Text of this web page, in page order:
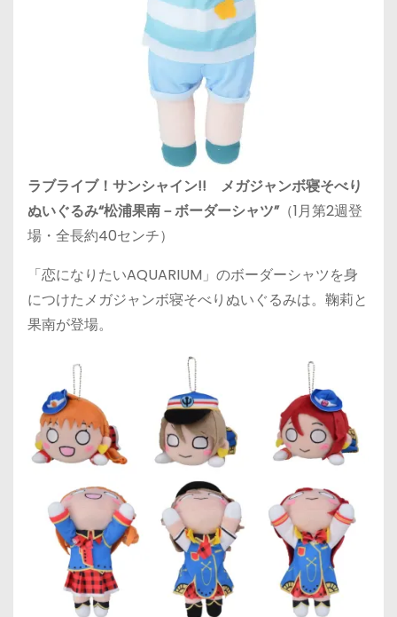
ラブライブ！サンシャイン!! メガジャンボ寝そべり
ぬいぐるみ“松浦果南－ボーダーシャツ”（1月第2週登
場・全長約40センチ）
「恋になりたいAQUARIUM」のボーダーシャツを身
につけたメガジャンボ寝そべりぬいぐるみは。鞠莉と
果南が登場。